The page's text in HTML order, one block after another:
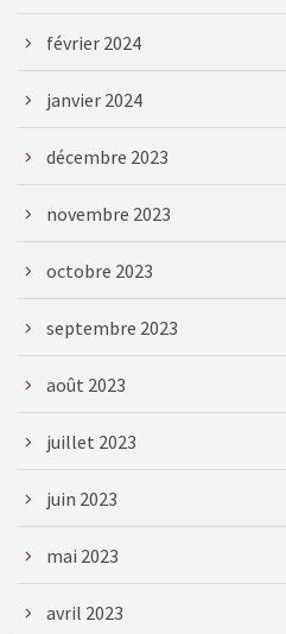
février 2024
janvier 2024
décembre 2023
novembre 2023
octobre 2023
septembre 2023
août 2023
juillet 2023
juin 2023
mai 2023
avril 2023